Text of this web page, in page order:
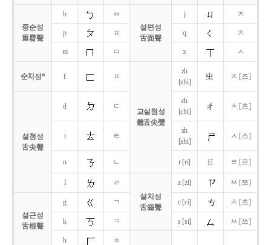
중순성
重脣聲
b
ㅂ
설면성
舌面聲
j ㅈ
p ㅍ q ㅊ
m ㅁ x ㅅ
순치성* f ㅍ
교설첨성
翹舌尖聲
zh
[zhi]
ㅈ [즈]
설첨성
舌尖聲
d ㄷ
ch
[chi]
ㅊ [츠]
t ㅌ
sh
[shi]
ㅅ [스]
n ㄴ r [ri] ㄖ ㄹ [르]
l
ㄹ
설치성
舌齒聲
z [zi] ㅉ [쯔]
설근성
舌根聲
g ㄱ c [ci] ㅊ [츠]
k ㅋ s [si] ㅆ [쓰]
h ㅎ